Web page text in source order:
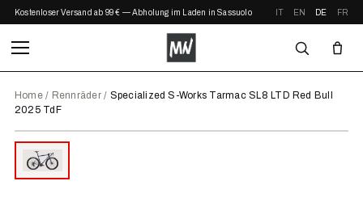
Kostenloser Versand ab 99 € — Abholung im Laden in Sassuolo IT EN DE FR
Home/ Rennräder/ Specialized S-Works Tarmac SL8 LTD Red Bull
2025 TdF
2025